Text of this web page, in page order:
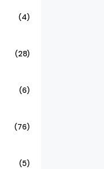
(4)
(28)
(6)
(76)
(5)